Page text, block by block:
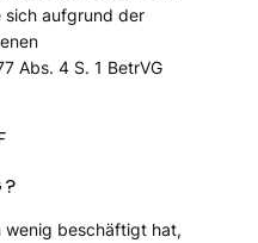
sich aufgrund der
Abs. 4 S. 1 BetrVG
wenig beschäftigt hat,